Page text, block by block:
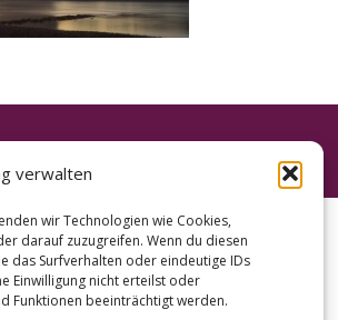
verwalten
wir Technologien wie Cookies,
darauf zuzugreifen. Wenn du diesen
das Surfverhalten oder eindeutige IDs
Einwilligung nicht erteilst oder
Funktionen beeinträchtigt werden.